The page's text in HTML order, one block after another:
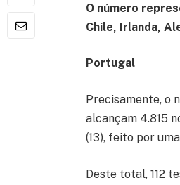
O número
Chile, Irlanda,
Portugal
Precisamente, o
alcançam 4.815
(13), feito por
Deste total, 112